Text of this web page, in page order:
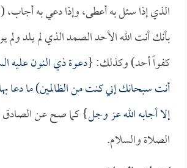
الذي إذا سئل به أعطى، وإذا دعي به أجاب،
بأنك أنت الله الأحد الصمد الذي لم يلد ولم
كفواً أحد) وكذلك: {دعوة ذي النون عليه
أنت سبحانك إني كنت من الظالمين) ما دعا
إلا أجابه الله عز وجل} كما صح عن الصادق
الصلاة والسلام.